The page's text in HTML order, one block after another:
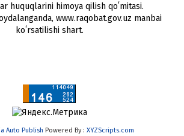
huquqlarini himoya qilish qoʻmitasi.
www.raqobat.gov.uz manbai
koʻrsatilishi shart.
Auto Publish Powered By : XYZScripts.com